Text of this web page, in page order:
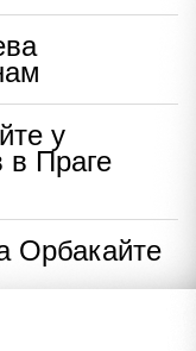
у
в Праге
Орбакайте